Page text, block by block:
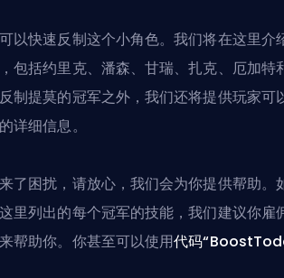
以快速反制这个小角色。我们将在这里介
包括约里克、潘森、甘瑞、扎克、厄加特
制提莫的冠军之外，我们还将提供玩家可
详细信息。
了困扰，请放心，我们会为你提供帮助。
里列出的每个冠军的技能，我们建议你雇
来帮助你。你甚至可以使用代码